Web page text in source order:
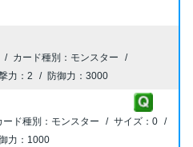
モンスター
2 3000
モンスター
0
1000